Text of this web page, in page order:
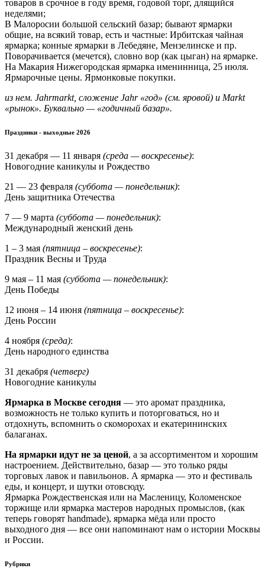
товаров в срочное в году время, годовой торг, длящийся
неделями;
В Малоросии большой сельский базар; бывают ярмарки
общие, на всякий товар, есть и частные: Ирбитская чайная
ярмарка; конные ярмарки в Лебедяне, Мензелинске и пр.
Поворачивается (мечется), словно вор (как цыган) на ярмарке.
На Макария Нижегородская ярмарка именинница, 25 июля.
Ярмарочные цены. Ярмонковые покупки.
из нем. Jahrmarkt, сложение Jahr «год» (см. яровой) и Markt
«рынок». Буквально — «годичный базар».
Праздники - выходные 2026
31 декабря — 11 января (среда — воскресенье):
Новогодние каникулы и Рождество
21 — 23 февраля (суббота — понедельник):
День защитника Отечества
7 — 9 марта (суббота — понедельник):
Международный женский день
1 – 3 мая (пятница – воскресенье):
Праздник Весны и Труда
9 мая – 11 мая (суббота — понедельник):
День Победы
12 июня – 14 июня (пятница – воскресенье):
День России
4 ноября (среда):
День народного единства
31 декабря (четверг)
Новогодние каникулы
Ярмарка в Москве сегодня — это аромат праздника,
возможность не только купить и поторговаться, но и
отдохнуть, вспомнить о скоморохах и екатерининских
балаганах.
На ярмарки идут не за ценой, а за ассортиментом и хорошим
настроением. Действительно, базар — это только ряды
торговых лавок и павильонов. А ярмарка — это и фестиваль
еды, и концерт, и шутки отовсюду.
Ярмарка Рождественская или на Масленицу, Коломенское
торжище или ярмарка мастеров народных промыслов, (как
теперь говорят handmade), ярмарка мёда или просто
выходного дня — все они напоминают нам о истории Москвы
и России.
Рубрики